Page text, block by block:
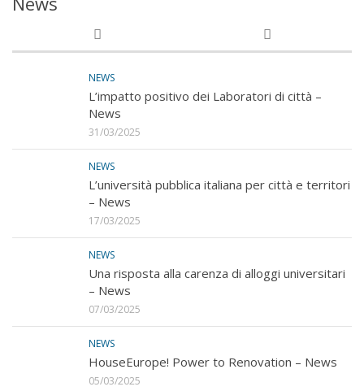
NEWS
L’impatto positivo dei Laboratori di città –
News
31/03/2025
NEWS
L’università pubblica italiana per città e territori
– News
17/03/2025
NEWS
Una risposta alla carenza di alloggi universitari
– News
07/03/2025
NEWS
HouseEurope! Power to Renovation – News
05/03/2025